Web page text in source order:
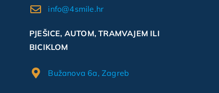
info@4smile.hr
PJEŠICE, AUTOM, TRAMVAJEM ILI
BICIKLOM
Bužanova 6a, Zagreb